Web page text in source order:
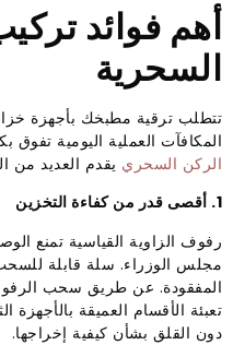
أهم فوائد
السحرية
تتطلب ترقية مطبخك بأجهزة خزانة
المكافآت العملية اليومية تفوق
الركن السحري يقدم العديد من
1. أقصى قدر من كفاءة التخزين
مجلس الوزراء. سلة قابلة
المفقودة. عن طريق سحب
تعبئة الأقسام العميقة بالأجهزة
دون القلق بشأن كيفية إخراجها.